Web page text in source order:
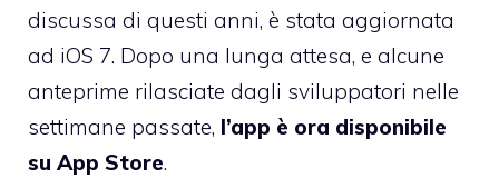
discussa di questi anni, è stata aggiornata
ad iOS 7. Dopo una lunga attesa, e alcune
anteprime rilasciate dagli sviluppatori nelle
settimane passate, l’app è ora disponibile
su App Store.